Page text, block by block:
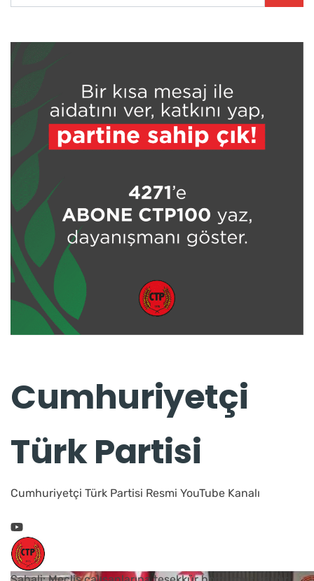
Cumhuriyetçi
Türk Partisi
Cumhuriyetçi Türk Partisi Resmi YouTube Kanalı